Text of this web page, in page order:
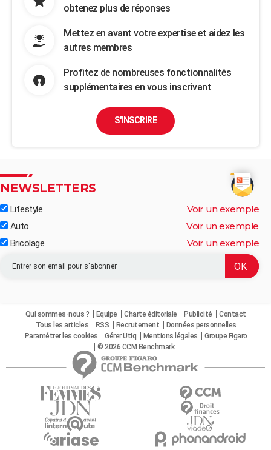
obtenez plus de réponses
Mettez en avant votre expertise et aidez les
autres membres
Profitez de nombreuses fonctionnalités
supplémentaires en vous inscrivant
S'INSCRIRE
NEWSLETTERS
Lifestyle Voir un exemple
Auto Voir un exemple
Bricolage Voir un exemple
Qui sommes-nous ? Equipe Charte éditoriale Publicité
Contact
Tous les articles
RSS Recrutement
Données personnelles
Paramétrer les cookies
Gérer Utiq Mentions légales
Groupe Figaro
© 2026 CCM Benchmark